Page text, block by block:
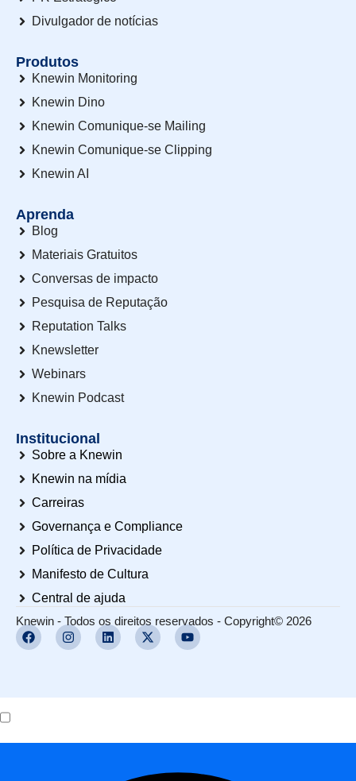
Divulgador de notícias
Produtos
Knewin Monitoring
Knewin Dino
Knewin Comunique-se Mailing
Knewin Comunique-se Clipping
Knewin AI
Aprenda
Blog
Materiais Gratuitos
Conversas de impacto
Pesquisa de Reputação
Reputation Talks
Knewsletter
Webinars
Knewin Podcast
Institucional
Sobre a Knewin
Knewin na mídia
Carreiras
Governança e Compliance
Política de Privacidade
Manifesto de Cultura
Central de ajuda
Knewin - Todos os direitos reservados - Copyright© 2026